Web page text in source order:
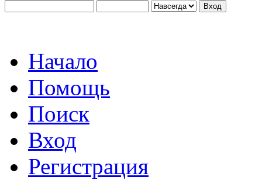
Начало
Помощь
Поиск
Вход
Регистрация